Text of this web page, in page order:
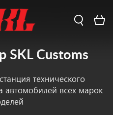
SKL Customs
технического
автомобилей всех марок